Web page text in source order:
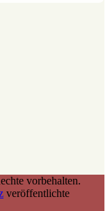
vorbehalten.
veröffentlichte